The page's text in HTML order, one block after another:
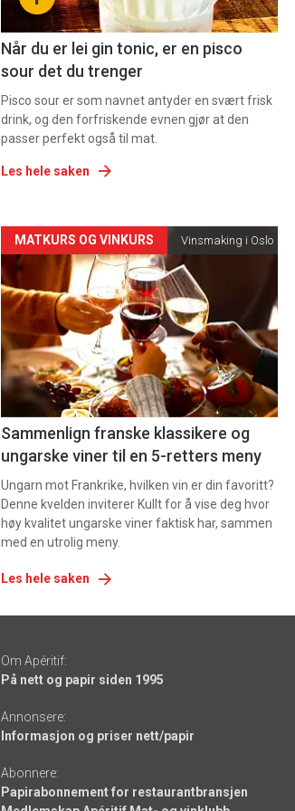
Når du er lei gin tonic, er en pisco
sour det du trenger
Pisco sour er som navnet antyder en svært frisk
drink, og den forfriskende evnen gjør at den
passer perfekt også til mat.
Les hele saken
Forsiden
akkurat
nå
-
5
MATKURS OG VINKURS Vinsmaking i Oslo
Sammenlign franske klassikere og
ungarske viner til en 5-retters meny
Ungarn mot Frankrike, hvilken vin er din favoritt?
Denne kvelden inviterer Kullt for å vise deg hvor
høy kvalitet ungarske viner faktisk har, sammen
med en utrolig meny.
Les hele saken
Om Apéritif:
På nett og papir siden 1995
Annonsere:
Informasjon og priser nett/papir
Abonnere:
Papirabonnement for restaurantbransjen